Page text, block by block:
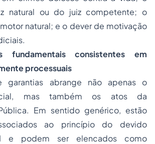
natural ou do juiz competente; o
natural; e o dever de motivação
fundamentais consistentes em
processuais
garantias abrange não apenas o
mas também os atos da
Em sentido genérico, estão
ao princípio do devido
e podem ser elencados como